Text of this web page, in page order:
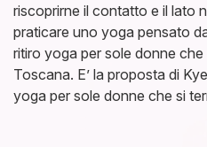
riscoprirne il contatto e il lato
praticare uno yoga pensato
ritiro yoga per sole donne
Toscana. E’ la proposta di
yoga per sole donne che si